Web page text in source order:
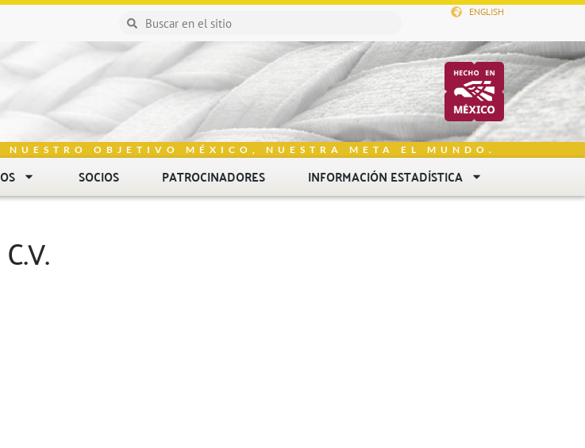
ENGLISH
NUESTRO OBJETIVO MÉXICO, NUESTRA META EL MUNDO.
SOCIOS PATROCINADORES INFORMACIÓN ESTADÍSTICA